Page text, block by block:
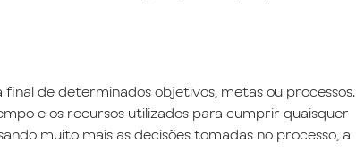
de determinados objetivos, metas ou processos.
e os recursos utilizados para cumprir quaisquer
muito mais as decisões tomadas no processo, a